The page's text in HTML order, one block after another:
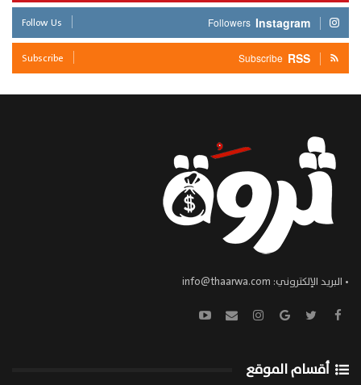
Instagram
Followers
Follow Us
RSS
Subscribe
Subscribe
• البريد الإلكتروني: info@thaarwa.com
أقسام الموقع